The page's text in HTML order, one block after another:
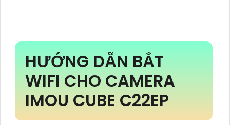
HƯỚNG DẪN BẮT
WIFI CHO CAMERA
IMOU CUBE C22EP